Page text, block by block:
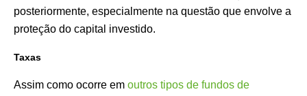
posteriormente, especialmente na questão que envolve a
proteção do capital investido.
Taxas
Assim como ocorre em outros tipos de fundos de